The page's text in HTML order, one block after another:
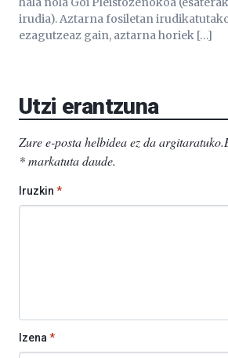
irudia). Aztarna fosiletan
ezagutzeaz gain, aztarna horiek […]
Utzi erantzuna
Zure e-posta helbidea ez da argitaratuko.
*markatuta daude.
Iruzkin *
Izena *